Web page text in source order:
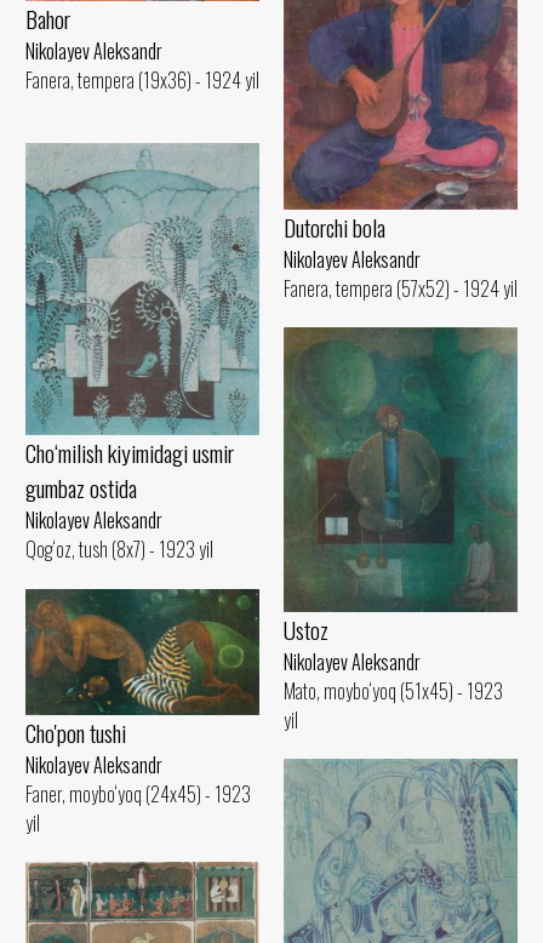
Bahor
Nikolayev Aleksandr
Fanera, tempera (19x36) - 1924 yil
Dutorchi bola
Nikolayev Aleksandr
Fanera, tempera (57x52) - 1924 yil
Cho‘milish kiyimidagi usmir
gumbaz ostida
Nikolayev Aleksandr
Qog‘oz, tush (8x7) - 1923 yil
Ustoz
Nikolayev Aleksandr
Mato, moybo‘yoq (51x45) - 1923
yil
Cho'pon tushi
Nikolayev Aleksandr
Faner, moybo‘yoq (24x45) - 1923
yil